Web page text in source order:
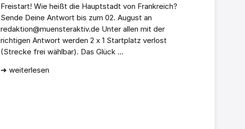
Freistart! Wie heißt die Hauptstadt von Frankreich?
Sende Deine Antwort bis zum 02. August an
redaktion@muensteraktiv.de Unter allen mit der
richtigen Antwort werden 2 x 1 Startplatz verlost
(Strecke frei wählbar). Das Glück ...
➜ weiterlesen